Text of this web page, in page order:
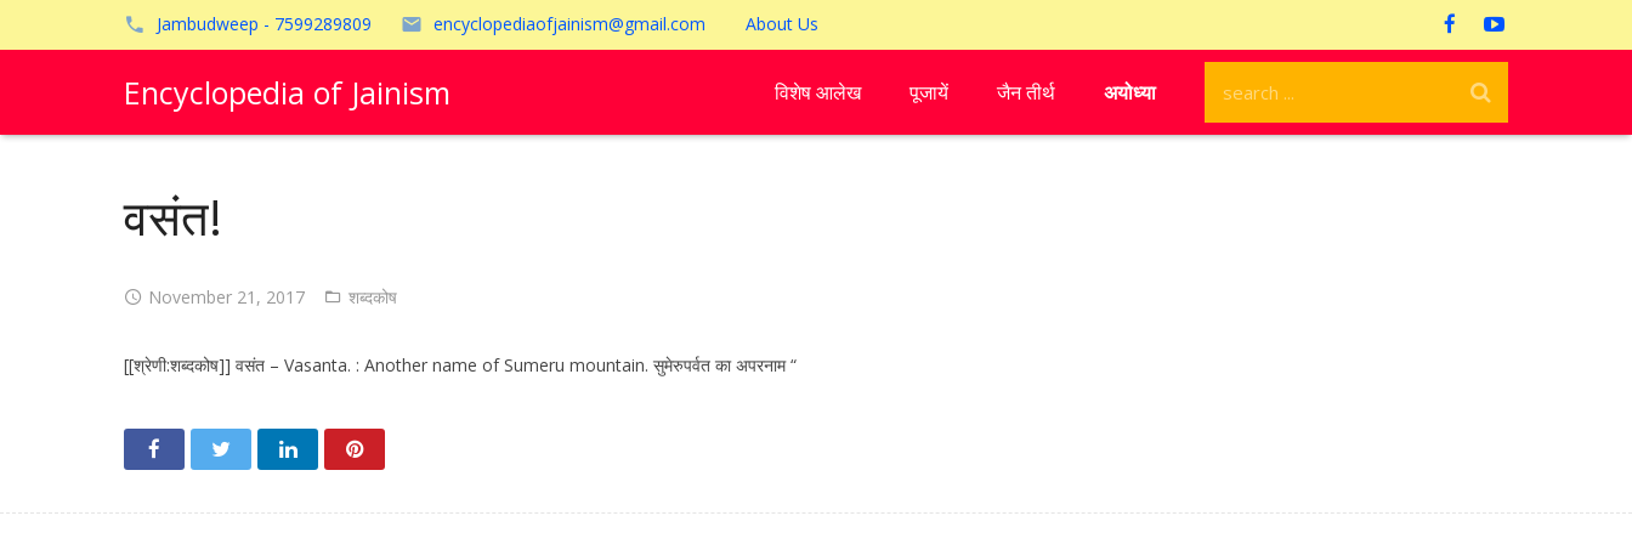
Jambudweep - 7599289809 encyclopediaofjainism@gmail.com About Us
Encyclopedia of Jainism विशेष आलेख पूजायें जैन तीर्थ अयोध्या
वसंत!
November 21, 2017 शब्दकोष
[[श्रेणी:शब्दकोष]] वसंत – Vasanta. : Another name of Sumeru mountain. सुमेरुपर्वत का अपरनाम “